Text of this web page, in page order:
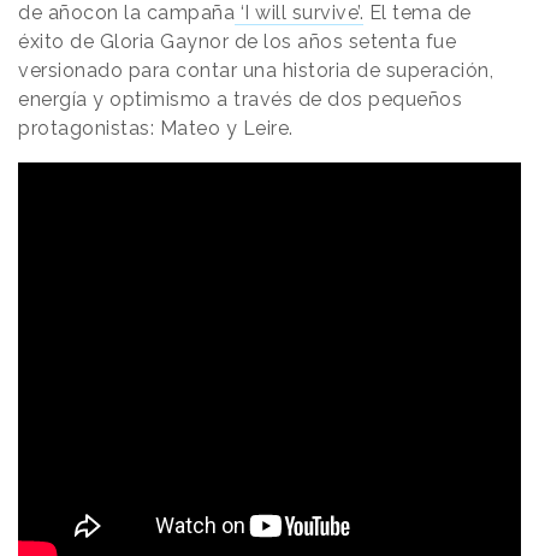
de añocon la campaña ‘I will survive’. El tema de
éxito de Gloria Gaynor de los años setenta fue
versionado para contar una historia de superación,
energía y optimismo a través de dos pequeños
protagonistas: Mateo y Leire.